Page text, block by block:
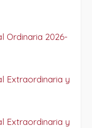
Ordinaria 2026-
Extraordinaria y
Extraordinaria y